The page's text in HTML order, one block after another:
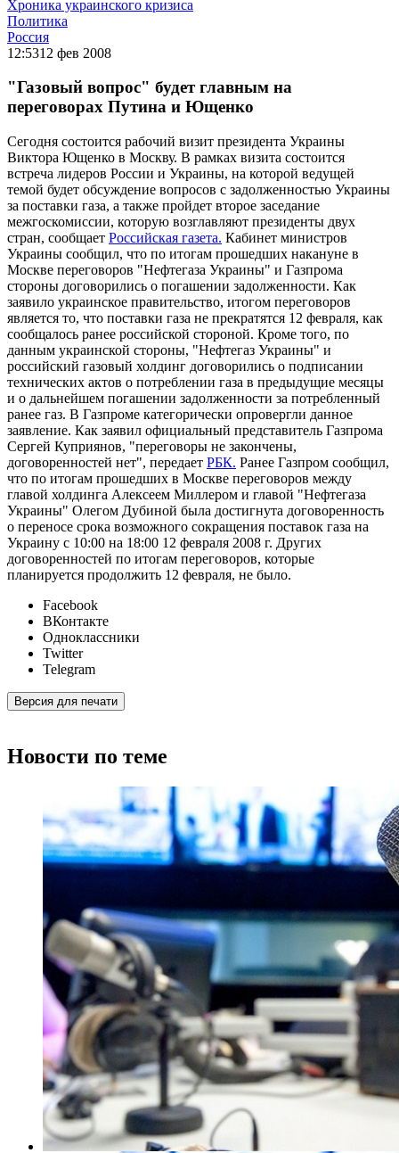
Хроника украинского кризиса
Политика
Россия
12:5312 фев 2008
"Газовый вопрос" будет главным на
переговорах Путина и Ющенко
Сегодня состоится рабочий визит президента Украины
Виктора Ющенко в Москву. В рамках визита состоится
встреча лидеров России и Украины, на которой ведущей
темой будет обсуждение вопросов с задолженностью Украины
за поставки газа, а также пройдет второе заседание
межгоскомиссии, которую возглавляют президенты двух
стран, сообщает Российская газета. Кабинет министров
Украины сообщил, что по итогам прошедших накануне в
Москве переговоров "Нефтегаза Украины" и Газпрома
стороны договорились о погашении задолженности. Как
заявило украинское правительство, итогом переговоров
является то, что поставки газа не прекратятся 12 февраля, как
сообщалось ранее российской стороной. Кроме того, по
данным украинской стороны, "Нефтегаз Украины" и
российский газовый холдинг договорились о подписании
технических актов о потреблении газа в предыдущие месяцы
и о дальнейшем погашении задолженности за потребленный
ранее газ. В Газпроме категорически опровергли данное
заявление. Как заявил официальный представитель Газпрома
Сергей Куприянов, "переговоры не закончены,
договоренностей нет", передает РБК. Ранее Газпром сообщил,
что по итогам прошедших в Москве переговоров между
главой холдинга Алексеем Миллером и главой "Нефтегаза
Украины" Олегом Дубиной была достигнута договоренность
о переносе срока возможного сокращения поставок газа на
Украину с 10:00 на 18:00 12 февраля 2008 г. Других
договоренностей по итогам переговоров, которые
планируется продолжить 12 февраля, не было.
Facebook
ВКонтакте
Одноклассники
Twitter
Telegram
Версия для печати
Новости по теме